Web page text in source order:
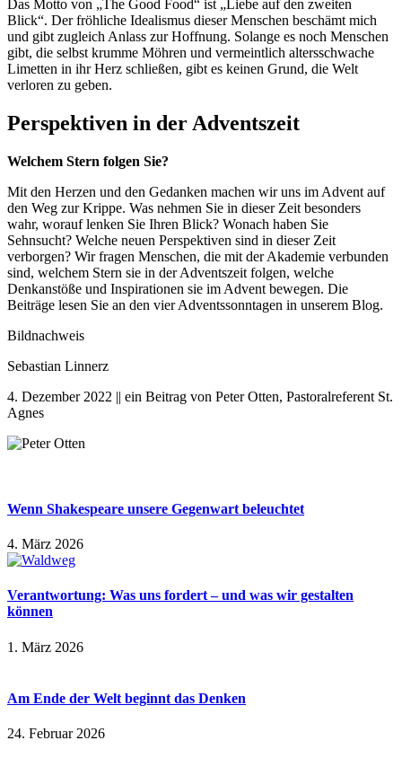
Das Motto von „The Good Food“ ist „Liebe auf den zweiten
Blick“. Der fröhliche Idealismus dieser Menschen beschämt mich
und gibt zugleich Anlass zur Hoffnung. Solange es noch Menschen
gibt, die selbst krumme Möhren und vermeintlich altersschwache
Limetten in ihr Herz schließen, gibt es keinen Grund, die Welt
verloren zu geben.
Perspektiven in der Adventszeit
Welchem Stern folgen Sie?
Mit den Herzen und den Gedanken machen wir uns im Advent auf
den Weg zur Krippe. Was nehmen Sie in dieser Zeit besonders
wahr, worauf lenken Sie Ihren Blick? Wonach haben Sie
Sehnsucht? Welche neuen Perspektiven sind in dieser Zeit
verborgen? Wir fragen Menschen, die mit der Akademie verbunden
sind, welchem Stern sie in der Adventszeit folgen, welche
Denkanstöße und Inspirationen sie im Advent bewegen. Die
Beiträge lesen Sie an den vier Adventssonntagen in unserem Blog.
Bildnachweis
Sebastian Linnerz
4. Dezember 2022 || ein Beitrag von Peter Otten, Pastoralreferent St.
Agnes
Wenn Shakespeare unsere Gegenwart beleuchtet
4. März 2026
Verantwortung: Was uns fordert – und was wir gestalten
können
1. März 2026
Am Ende der Welt beginnt das Denken
24. Februar 2026